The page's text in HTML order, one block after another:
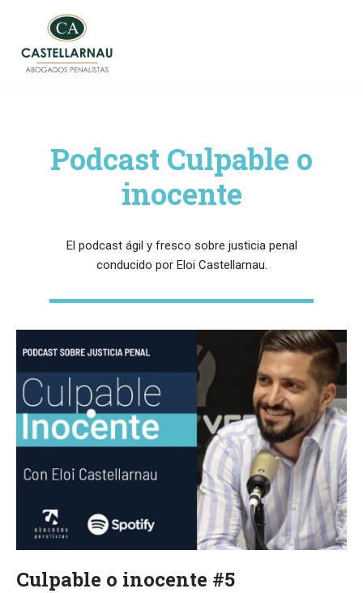
Podcast Culpable o
inocente
El podcast ágil y fresco sobre justicia penal
conducido por Eloi Castellarnau.
Culpable o inocente #5